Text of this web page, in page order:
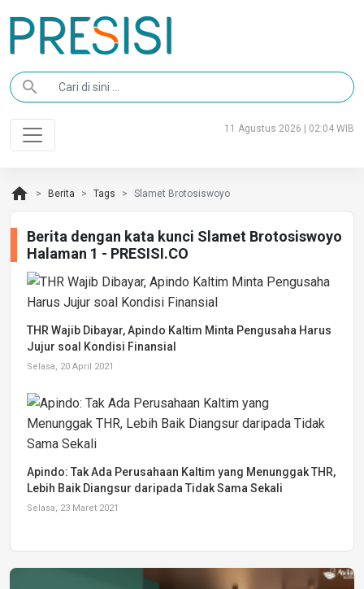
search
11 Agustus 2026 | 02:04 WIB
home Berita Tags Slamet Brotosiswoyo
Berita dengan kata kunci Slamet Brotosiswoyo
Halaman 1 - PRESISI.CO
THR Wajib Dibayar, Apindo Kaltim Minta Pengusaha Harus
Jujur soal Kondisi Finansial
Selasa, 20 April 2021
Apindo: Tak Ada Perusahaan Kaltim yang Menunggak THR,
Lebih Baik Diangsur daripada Tidak Sama Sekali
Selasa, 23 Maret 2021